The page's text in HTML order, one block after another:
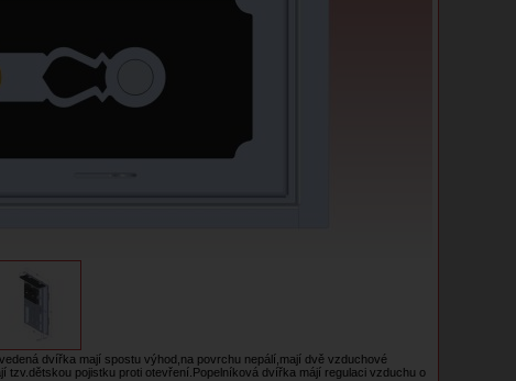
dvířka mají spostu výhod,na povrchu nepálí,mají dvě vzduchové
tzv.dětskou pojistku proti otevření.Popelníková dvířka májí regulaci vzduchu o